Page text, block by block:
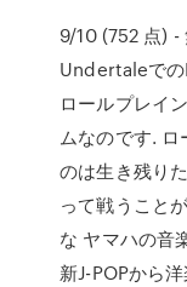
9/10 (752 点)
Undertaleでの
ロールプレイ
ムなのです. ロ
のは生き残り
って戦うこと
な ヤマハの音
新J-POPから